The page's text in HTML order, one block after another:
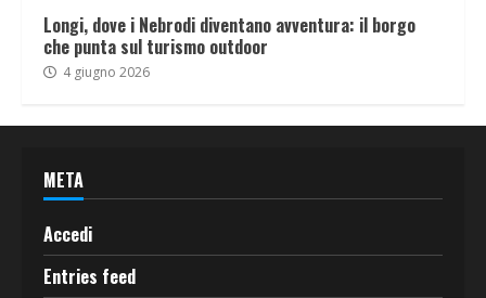
Longi, dove i Nebrodi diventano avventura: il borgo
che punta sul turismo outdoor
4 giugno 2026
META
Accedi
Entries feed